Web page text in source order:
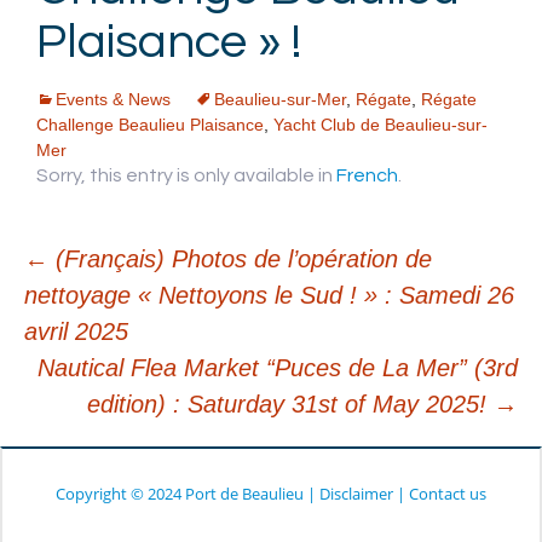
Plaisance » !
Events & News Beaulieu-sur-Mer, Régate Régate
Challenge Beaulieu Plaisance Yacht Club de Beaulieu-sur-
Mer
Sorry, this entry is only available in French
Post
navigation
← (Français) Photos de l’opération de
nettoyage « Nettoyons le Sud ! » : Samedi 26
avril 2025
Nautical Flea Market “Puces de La Mer” (3rd
edition) : Saturday 31st of May 2025! →
Copyright © 2024 Port de Beaulieu | Disclaimer | Contact us